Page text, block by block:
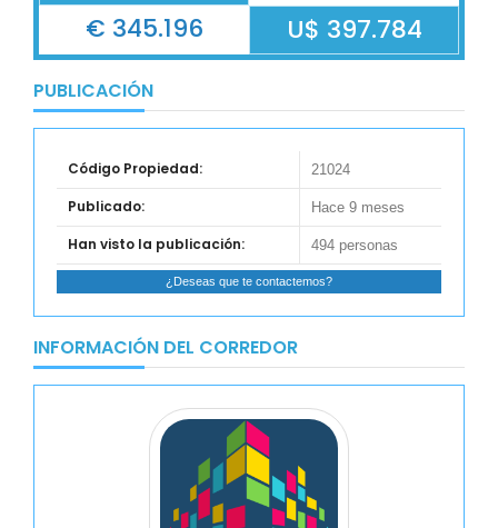
€ 345.196
U$ 397.784
PUBLICACIÓN
Código Propiedad: 21024
Publicado: Hace 9 meses
Han visto la publicación: 494 personas
¿Deseas que te contactemos?
INFORMACIÓN DEL CORREDOR